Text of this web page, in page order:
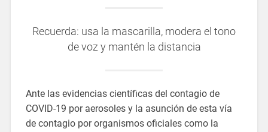
Recuerda: usa la mascarilla, modera el tono
de voz y mantén la distancia
Ante las evidencias científicas del contagio de
COVID-19 por aerosoles y la asunción de esta vía
de contagio por organismos oficiales como la